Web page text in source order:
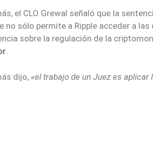
el CLO Grewal señaló que la
no sólo permite a Ripple acceder a
sobre la regulación de la
.
dijo, «el trabajo de un Juez es aplicar